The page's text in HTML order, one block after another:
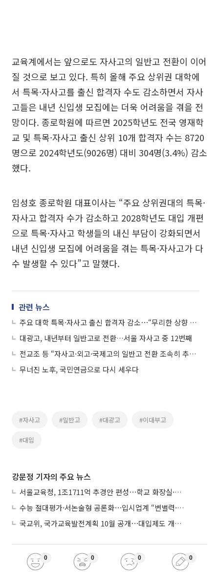
교육계에서는 앞으로도 자사고의 일반고 전환이 이어
질 것으로 보고 있다. 특히 올해 주요 상위권 대학에
서 특목·자사고를 출신 합격자 수도 감소하면서 자사
고들은 내년 신입생 모집에는 더욱 어려움을 겪을 전
망이다. 종로학원에 따르면 2025학년도 전국 영재학
교 및 특목·자사고 출신 상위 10개 합격자 수는 8720
명으로 2024학년도(9026명) 대비 304명(3.4%) 감소
했다.
임성호 종로학원 대표이사는 “주요 상위권대의 특목·
자사고 합격자 수가 감소하고 2028학년도 대입 개편
으로 특목·자사고 학생들의 내신 부담이 강화되면서
내년 신입생 모집에 어려움을 겪는 특목·자사고가 다
수 발생할 수 있다”고 말했다.
관련 뉴스
주요 대학 특목·자사고 출신 합격자 감소⋯“무리한 상향 지원 경계”
대광고, 내년부터 일반고로 전환…서울 자사고 중 12번째
전교조 등 “자사고·외고·국제고의 일반고 전환 조속히 추진해야”
무너진 노후, 국민연금으로 다시 세우다
#자사고 #일반고 #대광고 #이대부고
#대입
강문정 기자의 주요 뉴스
서울교육청, 1조1711억 추경안 편성⋯학교 화장실·냉난방 손본다
수능 절대평가·서논술형 공론화⋯입시업계 “변별력·사교육 대책 먼저”
국교위, 국가교육발전계획 10월 공개⋯대입제도 개편 공론화 추진
0 0 0 0